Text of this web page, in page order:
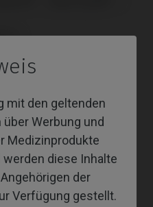
mit den geltenden
Werbung und
Medizinprodukte
diese Inhalte
der
Verfügung gestellt.